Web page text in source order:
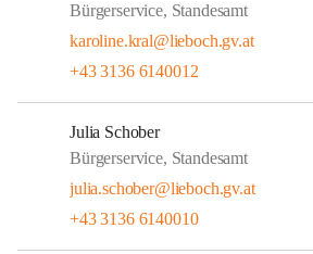
Bürgerservice, Standesamt
karoline.kral@lieboch.gv.at
+43 3136 6140012
Julia Schober
Bürgerservice, Standesamt
julia.schober@lieboch.gv.at
+43 3136 6140010